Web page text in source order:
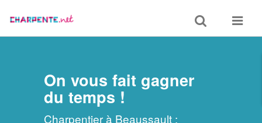
Toggle
search
Toggle
On vous fait gagner
du temps !
Charpentier à Beaussault :